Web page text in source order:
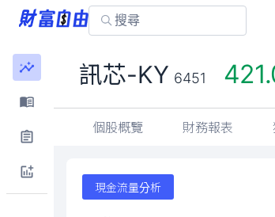
訊芯-KY 6451
個股概覽 財務報表
現金流量分析